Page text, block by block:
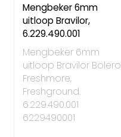
Mengbeker 6mm
uitloop Bravilor,
6.229.490.001
Mengbeker 6mm
uitloop Bravilor Bolero
Freshmore,
Freshground.
6.229.490.001
6229490001